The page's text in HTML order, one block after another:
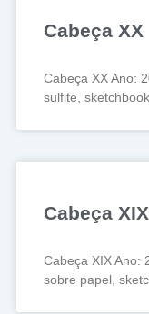
Cabeça XX
Cabeça XX Ano:
sulfite,
Cabeça XIX
Cabeça XIX Ano:
sobre papel,